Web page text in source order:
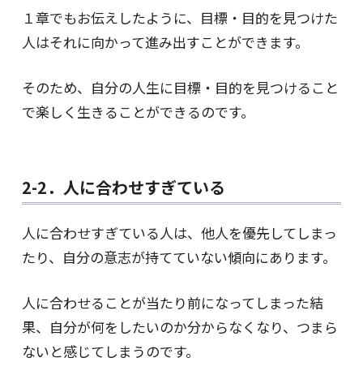
１章でもお伝えしたように、目標・目的を見つけた
人はそれに向かって進み出すことができます。
そのため、自分の人生に目標・目的を見つけること
で楽しく生きることができるのです。
2-2．人に合わせすぎている
人に合わせすぎている人は、他人を優先してしまっ
たり、自分の意志が持てていない傾向にあります。
人に合わせることが当たり前になってしまった結
果、自分が何をしたいのか分からなくなり、つまら
ないと感じてしまうのです。